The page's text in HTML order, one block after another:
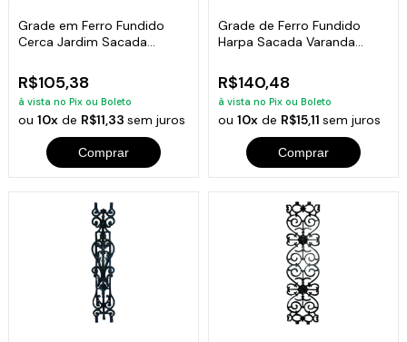
Grade em Ferro Fundido
Cerca Jardim Sacada
R$105,38
à vista no Pix ou Boleto
ou10x de R$11,33sem juros
Comprar
Grade de Ferro Fundido
Harpa Sacada Varanda
R$140,48
à vista no Pix ou Boleto
ou 10xde R$15,11 sem juros
Comprar